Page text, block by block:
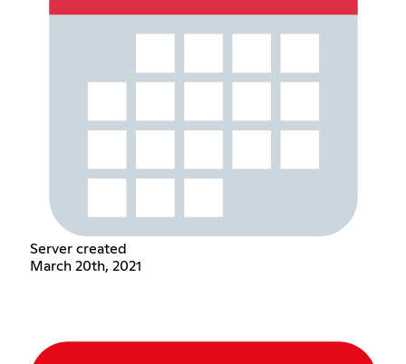
Server created
March 20th, 2021